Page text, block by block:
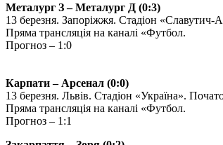
Металург З – Металург Д (0:3)
13 березня. Запоріжжя. Стадіон «Славутич-
Пряма трансляція на каналі «Футбол.
Прогноз – 1:0
Карпати – Арсенал (0:0)
13 березня. Львів. Стадіон «Україна».
Пряма трансляція на каналі «Футбол.
Прогноз – 1:1